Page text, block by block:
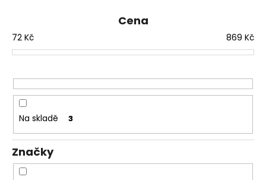
í
p
o
d
u
k
t
ů
Cena
72 Kč 869 Kč
Na skladě 3
Značky
HLEDAT
D
o
p
o
r
u